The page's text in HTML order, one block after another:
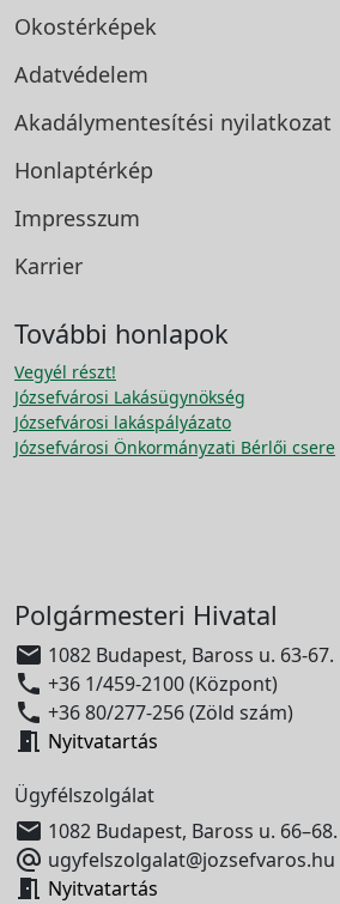
Okostérképek
Adatvédelem
Akadálymentesítési nyilatkozat
Honlaptérkép
Impresszum
Karrier
További honlapok
Vegyél részt!
Józsefvárosi Lakásügynökség
Józsefvárosi lakáspályázato
Józsefvárosi Önkormányzati Bérlői csere
Polgármesteri Hivatal
 1082 Budapest, Baross u. 63-67.
 +36 1/459-2100 (Központ)
 +36 80/277-256 (Zöld szám)
 Nyitvatartás
Ügyfélszolgálat
 1082 Budapest, Baross u. 66–68.
 ugyfelszolgalat@jozsefvaros.hu
 Nyitvatartás